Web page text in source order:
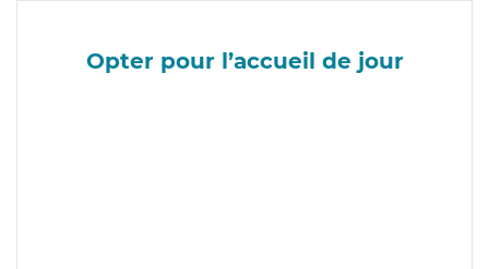
Opter pour l’accueil de jour